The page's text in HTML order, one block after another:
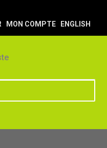
MON COMPTE ENGLISH